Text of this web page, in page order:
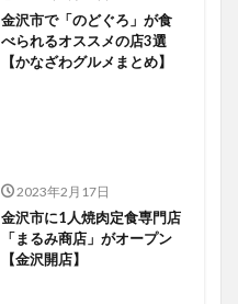
金沢市で「のどぐろ」が食
べられるオススメの店3選
【かなざわグルメまとめ】
2023年2月17日
金沢市に1人焼肉定食専門店
「まるみ商店」がオープン
【金沢開店】